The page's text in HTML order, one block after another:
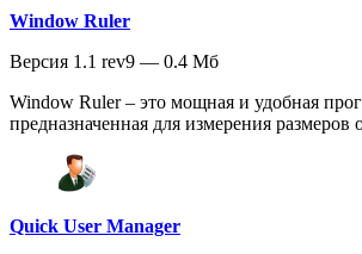
Window Ruler
Версия 1.1 rev9 — 0.4 Мб
Window Ruler – это мощная и удобная
предназначенная для измерения размеров
Quick User Manager